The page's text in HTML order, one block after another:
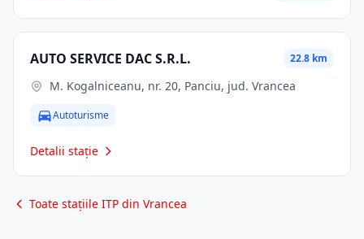
AUTO SERVICE DAC S.R.L. 22.8 km
M. Kogalniceanu, nr. 20, Panciu, jud. Vrancea
Autoturisme
Detalii stație
Toate stațiile ITP din Vrancea